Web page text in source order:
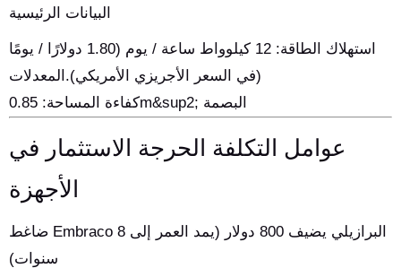
البيانات الرئيسية
استهلاك الطاقة: 12 كيلوواط ساعة / يوم (1.80 دولارًا / يومًا
في السعر الأجريزي الأمريكي).المعدلات)
كفاءة المساحة: 0.85m&sup2; البصمة
عوامل التكلفة الحرجة الاستثمار في
الأجهزة
ضاغط Embraco البرازيلي يضيف 800 دولار (يمد العمر إلى 8
سنوات)